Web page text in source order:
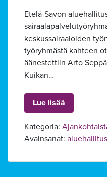
Etelä-Savon
keskussairaaloiden
työryhmästä kahteen
äänestettiin Arto
Kuikan…
Lue lisää
Kategoria:
Avainsanat: aluehallitus
Alavalikko